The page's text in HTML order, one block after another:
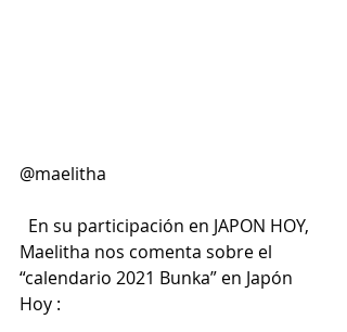
@maelitha
Maelitha nos comenta sobre el
“calendario 2021 Bunka” en Japón
Hoy :